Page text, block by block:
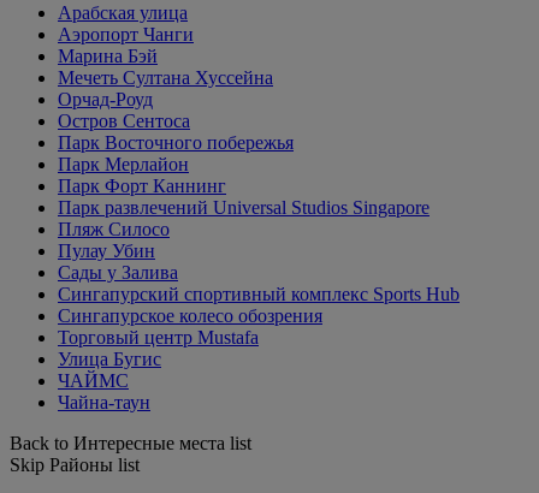
Арабская улица
Аэропорт Чанги
Марина Бэй
Мечеть Султана Хуссейна
Орчад-Роуд
Остров Сентоса
Парк Восточного побережья
Парк Мерлайон
Парк Форт Каннинг
Парк развлечений Universal Studios Singapore
Пляж Силосо
Пулау Убин
Сады у Залива
Сингапурский спортивный комплекс Sports Hub
Сингапурское колесо обозрения
Торговый центр Mustafa
Улица Бугис
ЧАЙМС
Чайна-таун
Back to Интересные места list
Skip Районы list